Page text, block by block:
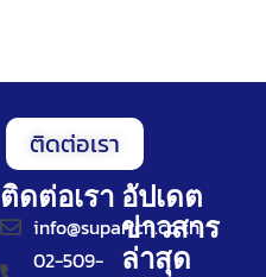
ติดต่อเรา
ติดต่อเรา
info@suparich.co.th
02-509-
อัปเดต
ข่าวสาร
ล่าสุด